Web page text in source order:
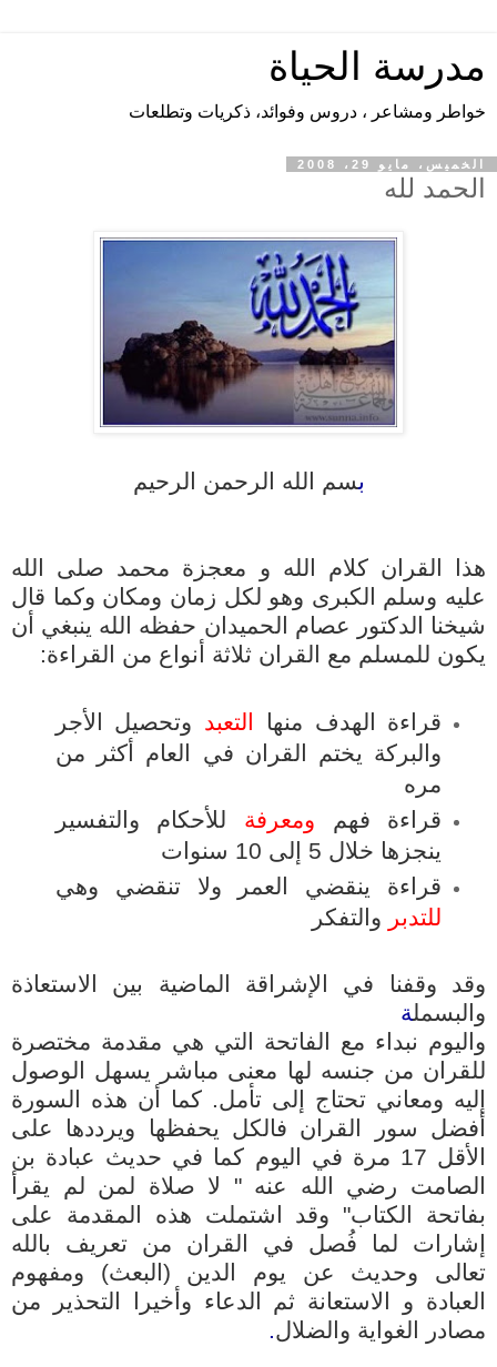
مدرسة الحياة
خواطر ومشاعر ، دروس وفوائد، ذكريات وتطلعات
الخميس، مايو 29، 2008
الحمد لله
بسم الله الرحمن الرحيم
هذا القران كلام الله و معجزة محمد صلى الله
عليه وسلم الكبرى وهو لكل زمان ومكان وكما قال
شيخنا الدكتور عصام الحميدان حفظه الله ينبغي أن
يكون للمسلم مع القران ثلاثة أنواع من القراءة:
قراءة الهدف منها التعبد وتحصيل الأجر
والبركة يختم القران في العام أكثر من
مره
قراءة فهم
ومعرفة
للأحكام والتفسير
ينجزها خلال 5 إلى 10 سنوات
قراءة ينقضي العمر ولا تنقضي وهي
للتدبر والتفكر
وقد وقفنا في الإشراقة الماضية بين الاستعاذة
والبسملة
واليوم نبداء مع
الفاتحة التي هي مقدمة مختصرة
للقران من جنسه لها معنى مباشر يسهل الوصول
إليه ومعاني تحتاج إلى تأمل. كما أن هذه السورة
أفضل سور القران فالكل يحفظها ويرددها على
الأقل 17 مرة في اليوم كما في حديث عبادة بن
الصامت رضي الله عنه " لا صلاة لمن لم يقرأ
بفاتحة الكتاب" وقد اشتملت هذه المقدمة على
إشارات لما فُصل في القران من تعريف بالله
تعالى وحديث عن يوم الدين (البعث) ومفهوم
العبادة و الاستعانة ثم الدعاء وأخيرا التحذير من
مصادر الغواية والضلال.